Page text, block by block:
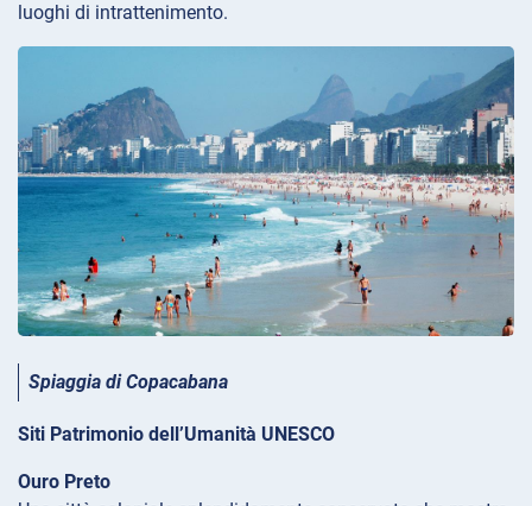
luoghi di intrattenimento.
Spiaggia di Copacabana
Siti Patrimonio dell’Umanità UNESCO
Ouro Preto